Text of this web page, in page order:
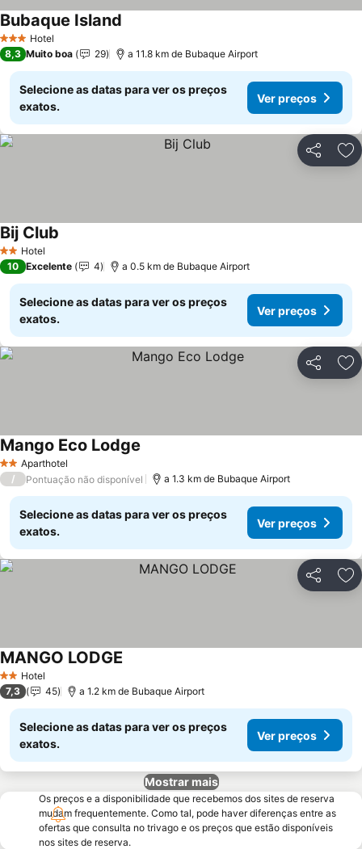
3 EstrelasHotel
Bubaque Island
8,3 Muito boa 29 a 11.8 km de Bubaque Airport
Selecione as datas para ver os preços
exatos.
Ver preços
Partilhar
2 Estrelas
Hotel
Bij Club
10 Excelente 4 a 0.5 km de Bubaque Airport
Selecione as datas para ver os preços
exatos.
Ver preços
Partilhar
2 EstrelasAparthotel
Mango Eco Lodge
/ Pontuação não disponível a 1.3 km de Bubaque Airport
Selecione as datas para ver os preços
exatos.
Ver preços
Partilhar
2 Estrelas
Hotel
MANGO LODGE
7,3 45 a 1.2 km de Bubaque Airport
Selecione as datas para ver os preços
exatos.
Ver preços
Mostrar mais
Os preços e a disponibilidade que recebemos dos sites de reserva
mudam frequentemente. Como tal, pode haver diferenças entre as
ofertas que consulta no trivago e os preços que estão disponíveis
nos sites de reserva.